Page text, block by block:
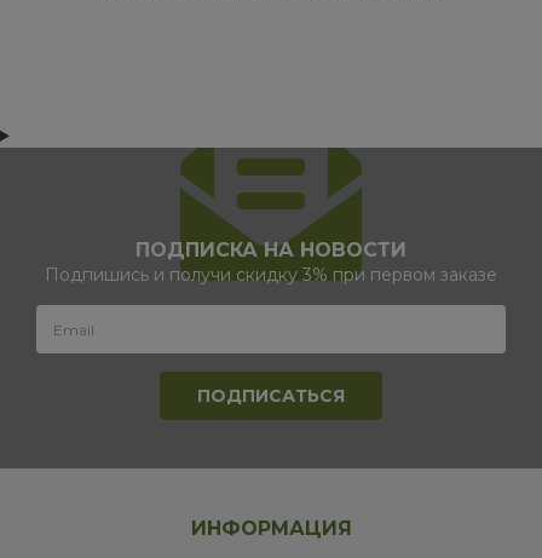
ПОДПИСКА НА НОВОСТИ
Подпишись и получи скидку 3% при первом заказе
ИНФОРМАЦИЯ